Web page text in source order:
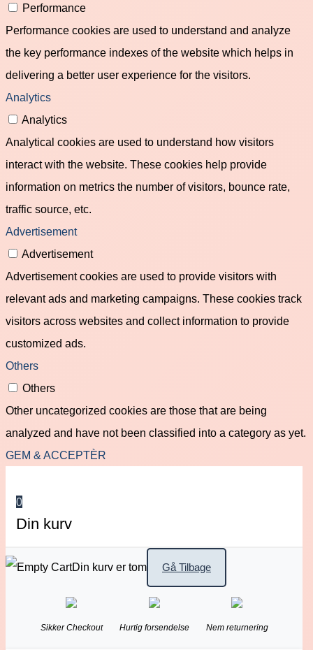
Performance
Performance cookies are used to understand and analyze
the key performance indexes of the website which helps in
delivering a better user experience for the visitors.
Analytics
Analytics
Analytical cookies are used to understand how visitors
interact with the website. These cookies help provide
information on metrics the number of visitors, bounce rate,
traffic source, etc.
Advertisement
Advertisement
Advertisement cookies are used to provide visitors with
relevant ads and marketing campaigns. These cookies track
visitors across websites and collect information to provide
customized ads.
Others
Others
Other uncategorized cookies are those that are being
analyzed and have not been classified into a category as yet.
GEM & ACCEPTÈR
0
Din kurv
Din kurv er tom Gå Tilbage
Sikker Checkout Hurtig forsendelse Nem returnering